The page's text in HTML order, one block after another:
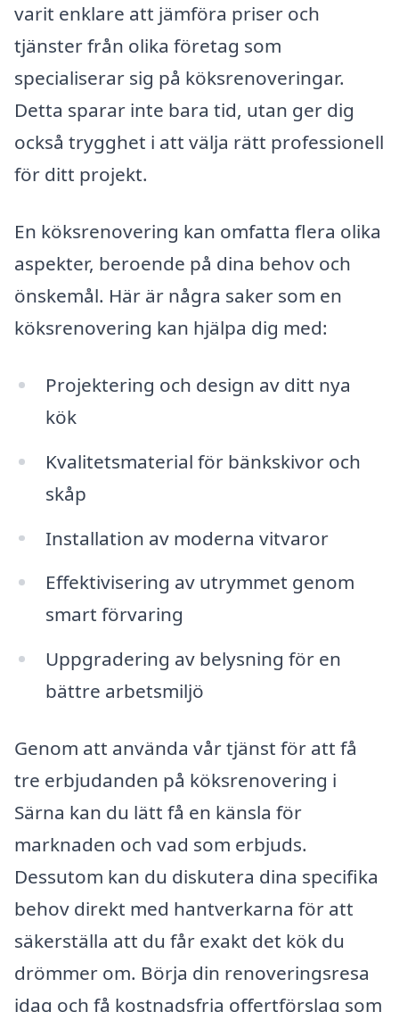
varit enklare att jämföra priser och
tjänster från olika företag som
specialiserar sig på köksrenoveringar.
Detta sparar inte bara tid, utan ger dig
också trygghet i att välja rätt professionell
för ditt projekt.
En köksrenovering kan omfatta flera olika
aspekter, beroende på dina behov och
önskemål. Här är några saker som en
köksrenovering kan hjälpa dig med:
Projektering och design av ditt nya
kök
Kvalitetsmaterial för bänkskivor och
skåp
Installation av moderna vitvaror
Effektivisering av utrymmet genom
smart förvaring
Uppgradering av belysning för en
bättre arbetsmiljö
Genom att använda vår tjänst för att få
tre erbjudanden på köksrenovering i
Särna kan du lätt få en känsla för
marknaden och vad som erbjuds.
Dessutom kan du diskutera dina specifika
behov direkt med hantverkarna för att
säkerställa att du får exakt det kök du
drömmer om. Börja din renoveringsresa
idag och få kostnadsfria offertförslag som